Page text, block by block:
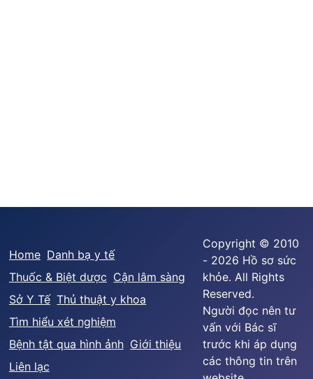
Home Danh bạ y tế
Thuốc & Biệt dược Cận lâm sàng
Sở Y Tế Thủ thuật y khoa
Tìm hiểu xét nghiệm
Bệnh tật qua hình ảnh Giới thiệu
Liên lạc
Copyright © 2010
- 2026 Hồ sơ sức
khỏe. All Rights
Reserved.
Người đọc nên tư
vấn với Bác sĩ
trước khi áp dụng
các thông tin trên